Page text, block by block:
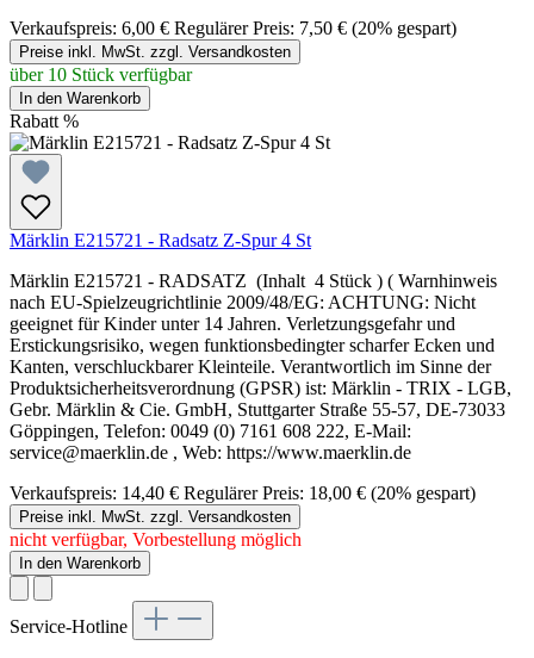
Verkaufspreis: 6,00 € Regulärer Preis: 7,50 € (20% gespart)
Preise inkl. MwSt. zzgl. Versandkosten
über 10 Stück verfügbar
In den Warenkorb
Rabatt %
Märklin E215721 - Radsatz Z-Spur 4 St
Märklin E215721 - RADSATZ (Inhalt 4 Stück ) ( Warnhinweis
nach EU-Spielzeugrichtlinie 2009/48/EG: ACHTUNG: Nicht
geeignet für Kinder unter 14 Jahren. Verletzungsgefahr und
Erstickungsrisiko, wegen funktionsbedingter scharfer Ecken und
Kanten, verschluckbarer Kleinteile. Verantwortlich im Sinne der
Produktsicherheitsverordnung (GPSR) ist: Märklin - TRIX - LGB,
Gebr. Märklin & Cie. GmbH, Stuttgarter Straße 55-57, DE-73033
Göppingen, Telefon: 0049 (0) 7161 608 222, E-Mail:
service@maerklin.de , Web: https://www.maerklin.de
Verkaufspreis: 14,40 € Regulärer Preis: 18,00 € (20% gespart)
Preise inkl. MwSt. zzgl. Versandkosten
nicht verfügbar, Vorbestellung möglich
In den Warenkorb
Service-Hotline